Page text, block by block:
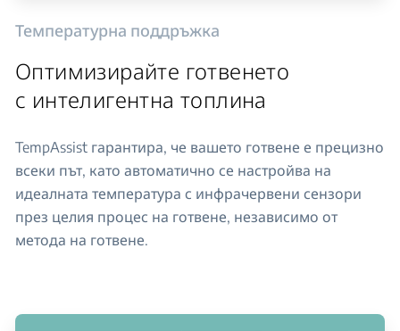
Температурна поддръжка
Оптимизирайте готвенето
с интелигентна топлина
TempAssist гарантира, че вашето готвене е прецизно
всеки път, като автоматично се настройва на
идеалната температура с инфрачервени сензори
през целия процес на готвене, независимо от
метода на готвене.